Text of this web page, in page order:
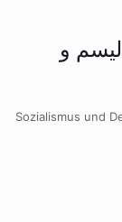
و
Sozialismus und